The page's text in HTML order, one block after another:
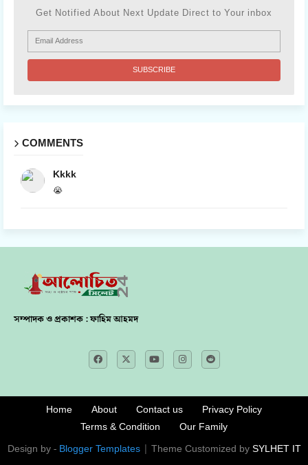
Get Notified About Next Update Direct to Your inbox
COMMENTS
Kkkk
😭
সম্পাদক ও প্রকাশক : ফাহিম আহমদ
Home About Contact us
Privacy Policy
Terms & Condition
Our Family
Design by - Blogger Templates | Theme Customized bySYLHET IT